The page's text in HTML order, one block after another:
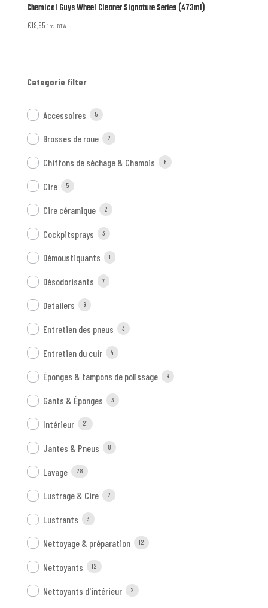
Chemical Guys Wheel Cleaner Signature Series (473ml)
€19,95 incl. BTW
Categorie filter
Accessoires 5
Brosses de roue 2
Chiffons de séchage & Chamois 6
Cire 5
Cire céramique 2
Cockpitsprays 3
Démoustiquants 1
Désodorisants 7
Detailers 9
Entretien des pneus 3
Entretien du cuir 4
Éponges & tampons de polissage 9
Gants & Éponges 3
Intérieur 21
Jantes & Pneus 8
Lavage 28
Lustrage & Cire 2
Lustrants 3
Nettoyage & préparation 12
Nettoyants 12
Nettoyants d'intérieur 2